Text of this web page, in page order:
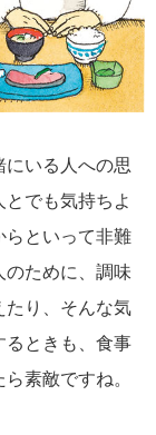
にいる人への思
でも気持ちよ
らといって非難
のために、調味
たり、そんな気
るときも、食事
素敵ですね。